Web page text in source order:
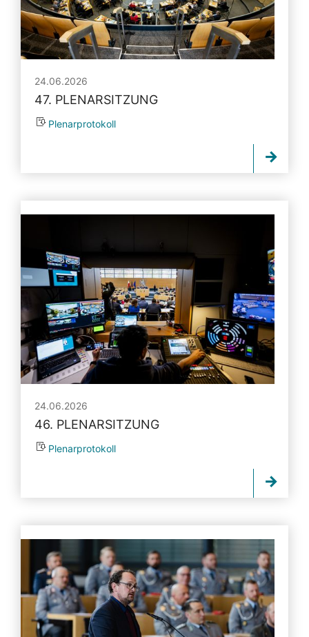
24.06.2026
47. PLENARSITZUNG
Plenarprotokoll
24.06.2026
46. PLENARSITZUNG
Plenarprotokoll